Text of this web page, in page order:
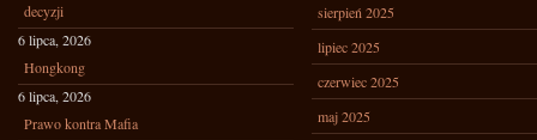
decyzji
6 lipca, 2026
Hongkong
6 lipca, 2026
Prawo kontra Mafia
sierpień 2025
lipiec 2025
czerwiec 2025
maj 2025